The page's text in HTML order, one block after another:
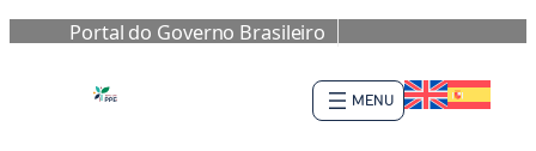
Portal do Governo Brasileiro
para
o